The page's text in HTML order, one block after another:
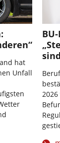
hat
Unfall